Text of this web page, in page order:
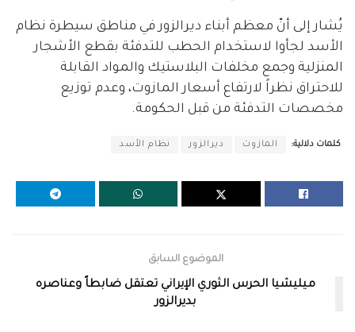
يُشار إلى أنّ معظم أبناء ديرالزور في مناطق سيطرة نظام
الأسد لجأوا لاستخدام الحطب للتدفئة بقطع الأشجار
المنزلية وجمع مخلفات البلاستيك والمواد القابلة
للاحتراق نظراً لارتفاع أسعار المازوت، وعدم توزيع
مخصصات التدفئة من قبل الحكومة.
كلمات دلالية: المازوت ديرالزور نظام الأسد
الموضوع السابق
ميليشيا الحرس الثوري الإيراني تعتقل ضابطاً وعناصره
بديرالزور